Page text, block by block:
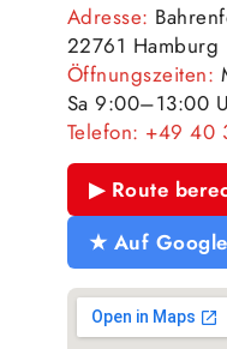
Adresse:
22761 Hamburg
Öffnungszeiten:
Sa 9:00–13:00
Telefon: +49 40
▶ Route
★ Auf